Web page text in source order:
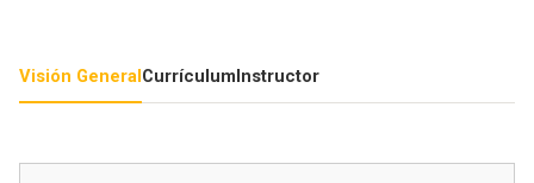
Visión GeneralCurrículumInstructor